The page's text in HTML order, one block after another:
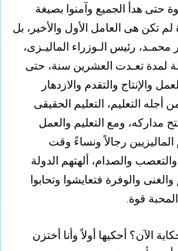
حتى هدأ الجميع وآمنوا بصيغة
تكن هى العامل الأول والأخير، بل
محمـد، رئيس الـوزراء الماليـزى،
لمدة تعـدت العشرين سنة، حتى
والإنتاج والتقدم والازدهار
التعليم، التعليم الحقيقى
مداركه، ومع التعليم والعمل
الماليزيين رجالاً ونساءً وقت
والصدام، ألهتهم الدولة
والوفرة فتعايشوا وتحابوا
قوة.
الآن؟ أحكيها أولاً وأنا أختزن